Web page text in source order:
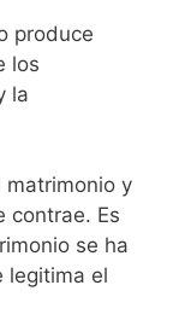
produce
los
la
matrimonio y
contrae. Es
se ha
legitima el